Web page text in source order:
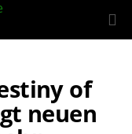
of
neuen